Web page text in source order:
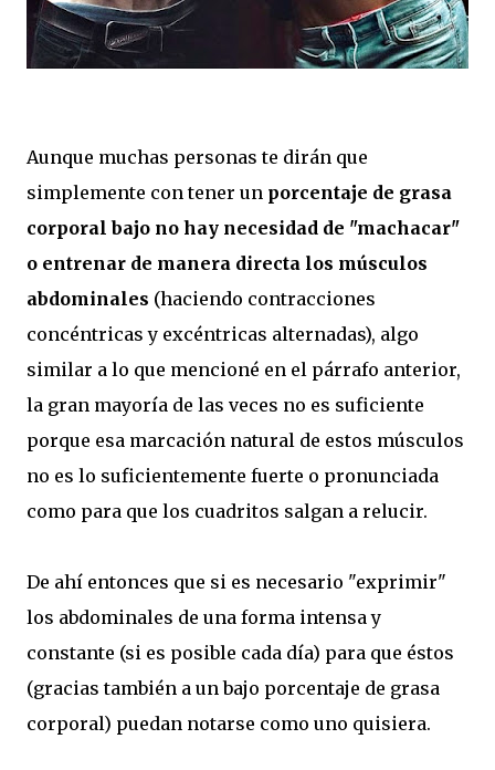
Aunque muchas personas te dirán que
simplemente con tener un porcentaje de grasa
corporal bajo no hay necesidad de "machacar"
o entrenar de manera directa los músculos
abdominales (haciendo contracciones
concéntricas y excéntricas alternadas), algo
similar a lo que mencioné en el párrafo anterior,
la gran mayoría de las veces no es suficiente
porque esa marcación natural de estos músculos
no es lo suficientemente fuerte o pronunciada
como para que los cuadritos salgan a relucir.
De ahí entonces que si es necesario "exprimir"
los abdominales de una forma intensa y
constante (si es posible cada día) para que éstos
(gracias también a un bajo porcentaje de grasa
corporal) puedan notarse como uno quisiera.